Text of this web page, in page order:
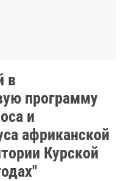
в
программу
и
африканской
Курской